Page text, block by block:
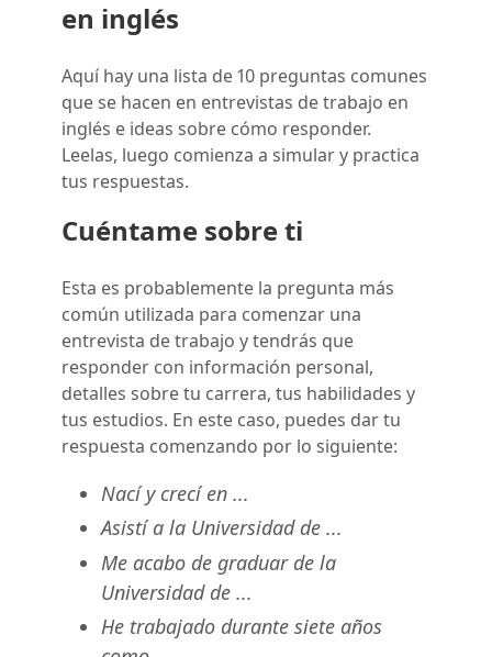
en inglés
Aquí hay una lista de 10 preguntas comunes
que se hacen en entrevistas de trabajo en
inglés e ideas sobre cómo responder.
Leelas, luego comienza a simular y practica
tus respuestas.
Cuéntame sobre ti
Esta es probablemente la pregunta más
común utilizada para comenzar una
entrevista de trabajo y tendrás que
responder con información personal,
detalles sobre tu carrera, tus habilidades y
tus estudios. En este caso, puedes dar tu
respuesta comenzando por lo siguiente:
Nací y crecí en ...
Asistí a la Universidad de ...
Me acabo de graduar de la
Universidad de ...
He trabajado durante siete años